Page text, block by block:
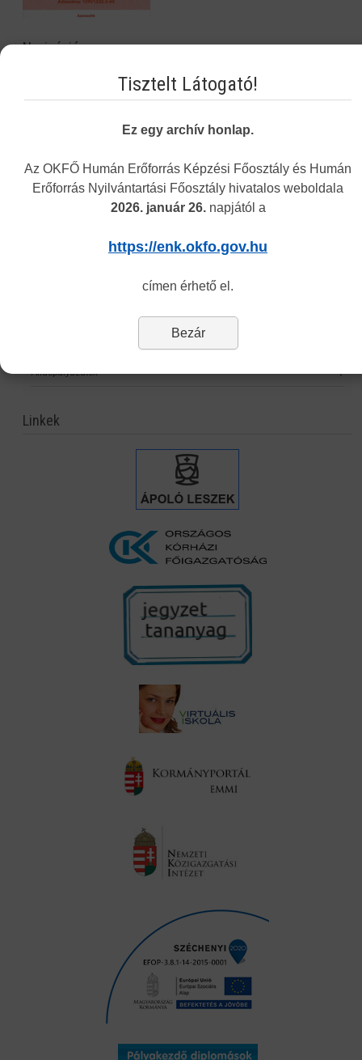
Navigáció
Képzési Központ hírei
Elektronikus nyilvántartási formanyomtatvány
Hagyományos kínai gyógyászati engedély nyilvántartása
Álláspályázatok
Linkek
Tisztelt Látogató!
Ez egy archív honlap.
Az OKFŐ Humán Erőforrás Képzési Főosztály és Humán
Erőforrás Nyilvántartási Főosztály hivatalos weboldala
2026. január 26.napjától a
https://enk.okfo.gov.hu
címen érhető el.
Bezár